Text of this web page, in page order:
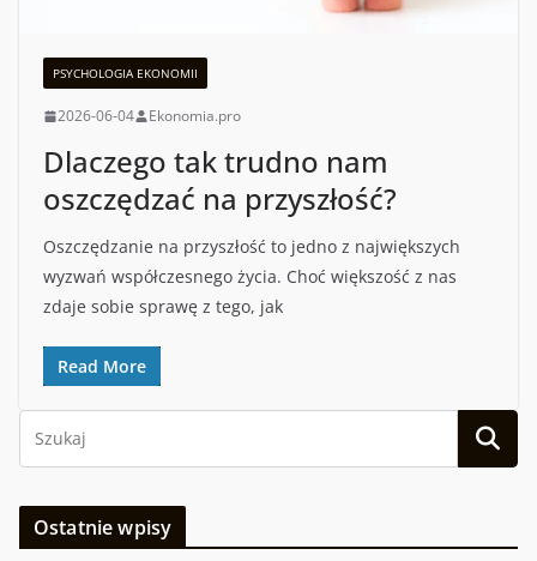
PSYCHOLOGIA EKONOMII
2026-06-04 Ekonomia.pro
Dlaczego tak trudno nam
oszczędzać na przyszłość?
Oszczędzanie na przyszłość to jedno z największych
wyzwań współczesnego życia. Choć większość z nas
zdaje sobie sprawę z tego, jak
Read More
Ostatnie wpisy